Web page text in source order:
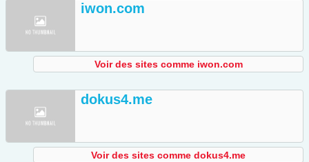
iwon.com
Voir des sites comme iwon.com
dokus4.me
Voir des sites comme dokus4.me